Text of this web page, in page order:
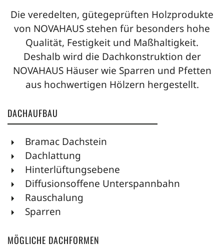
Die veredelten, gütegeprüften Holzprodukte
von NOVAHAUS stehen für besonders hohe
Qualität, Festigkeit und Maßhaltigkeit.
Deshalb wird die Dachkonstruktion der
NOVAHAUS Häuser wie Sparren und Pfetten
aus hochwertigen Hölzern hergestellt.
DACHAUFBAU
Bramac Dachstein
Dachlattung
Hinterlüftungsebene
Diffusionsoffene Unterspannbahn
Rauschalung
Sparren
MÖGLICHE DACHFORMEN